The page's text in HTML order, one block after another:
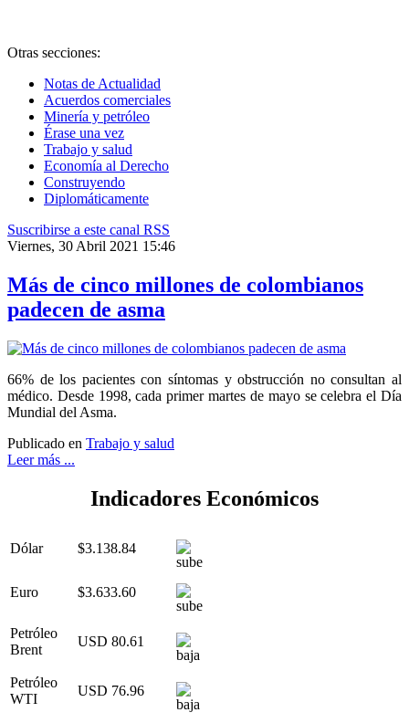
Otras secciones:
Notas de Actualidad
Acuerdos comerciales
Minería y petróleo
Érase una vez
Trabajo y salud
Economía al Derecho
Construyendo
Diplomáticamente
Suscribirse a este canal RSS
Viernes, 30 Abril 2021 15:46
Más de cinco millones de colombianos
padecen de asma
66% de los pacientes con síntomas y obstrucción no consultan al
médico. Desde 1998, cada primer martes de mayo se celebra el Día
Mundial del Asma.
Publicado en Trabajo y salud
Leer más ...
Indicadores Económicos
Dólar $3.138.84
Euro $3.633.60
Petróleo
Brent
USD 80.61
Petróleo
WTI
USD 76.96